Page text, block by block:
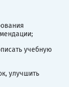
учебную
улучшить